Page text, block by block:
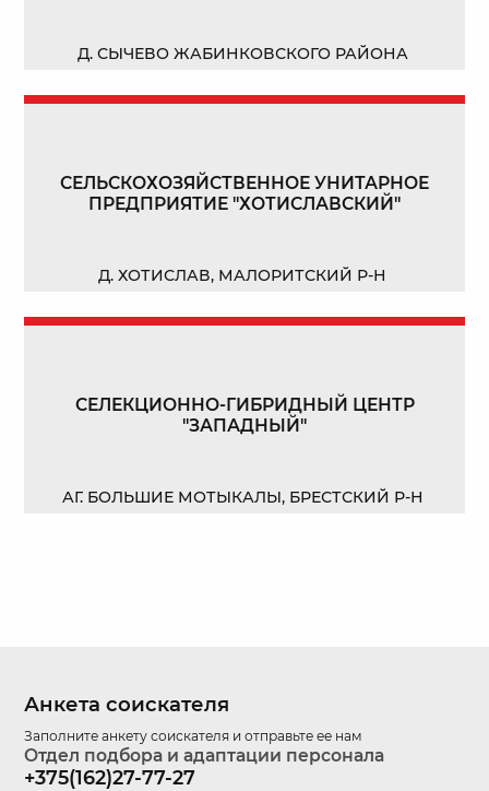
Д. СЫЧЕВО ЖАБИНКОВСКОГО РАЙОНА
СЕЛЬСКОХОЗЯЙСТВЕННОЕ УНИТАРНОЕ
ПРЕДПРИЯТИЕ "ХОТИСЛАВСКИЙ"
Д. ХОТИСЛАВ, МАЛОРИТСКИЙ Р-Н
СЕЛЕКЦИОННО-ГИБРИДНЫЙ ЦЕНТР
"ЗАПАДНЫЙ"
АГ. БОЛЬШИЕ МОТЫКАЛЫ, БРЕСТСКИЙ Р-Н
Анкета соискателя
Заполните анкету соискателя и отправьте ее нам
Отдел подбора и адаптации персонала
+375(162)27-77-27